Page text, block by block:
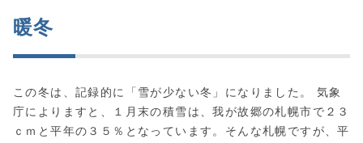
暖冬
この冬は、記録的に「雪が少ない冬」になりました。 気象
庁によりますと、１月末の積雪は、我が故郷の札幌市で２３
ｃｍと平年の３５％となっています。そんな札幌ですが、平